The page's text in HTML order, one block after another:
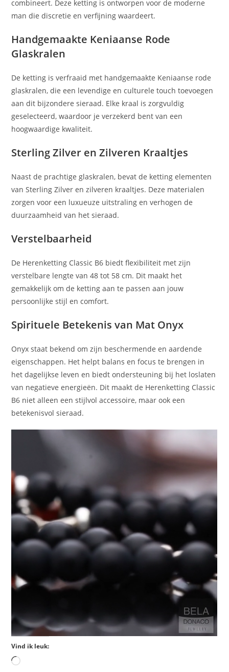
combineert. Deze ketting is ontworpen voor de moderne
man die discretie en verfijning waardeert.
Handgemaakte Keniaanse Rode
Glaskralen
De ketting is verfraaid met handgemaakte Keniaanse rode
glaskralen, die een levendige en culturele touch toevoegen
aan dit bijzondere sieraad. Elke kraal is zorgvuldig
geselecteerd, waardoor je verzekerd bent van een
hoogwaardige kwaliteit.
Sterling Zilver en Zilveren Kraaltjes
Naast de prachtige glaskralen, bevat de ketting elementen
van Sterling Zilver en zilveren kraaltjes. Deze materialen
zorgen voor een luxueuze uitstraling en verhogen de
duurzaamheid van het sieraad.
Verstelbaarheid
De Herenketting Classic B6 biedt flexibiliteit met zijn
verstelbare lengte van 48 tot 58 cm. Dit maakt het
gemakkelijk om de ketting aan te passen aan jouw
persoonlijke stijl en comfort.
Spirituele Betekenis van Mat Onyx
Onyx staat bekend om zijn beschermende en aardende
eigenschappen. Het helpt balans en focus te brengen in
het dagelijkse leven en biedt ondersteuning bij het loslaten
van negatieve energieën. Dit maakt de Herenketting Classic
B6 niet alleen een stijlvol accessoire, maar ook een
betekenisvol sieraad.
Vind ik leuk: